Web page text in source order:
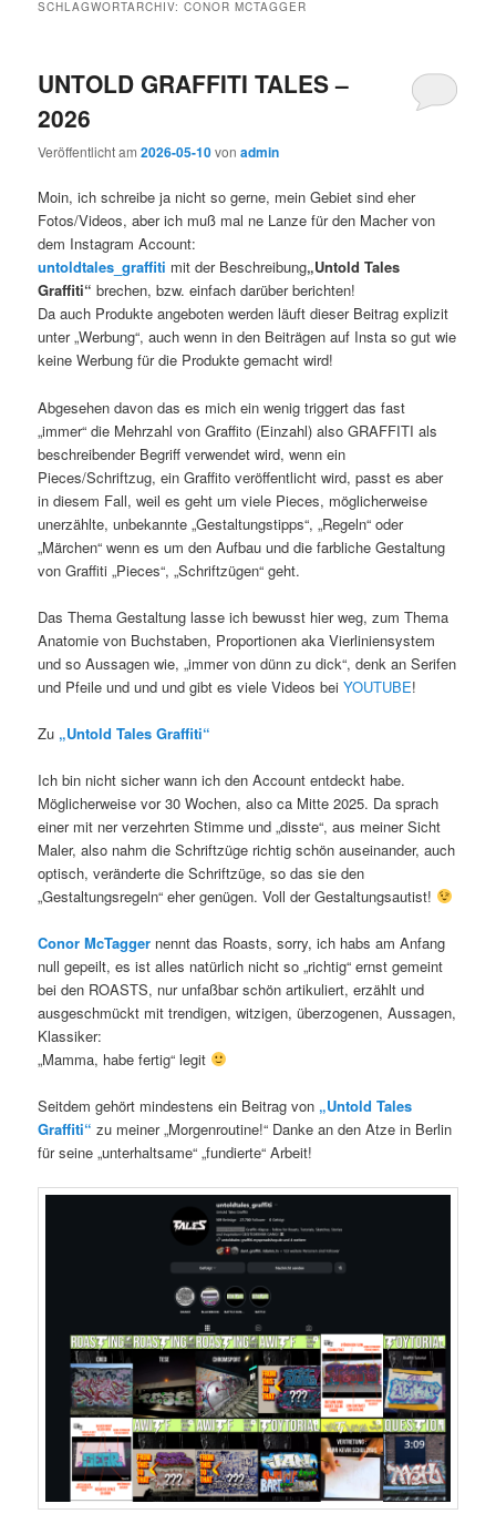
SCHLAGWORTARCHIV:CONOR MCTAGGER
UNTOLD GRAFFITI TALES –
2026
Veröffentlicht am2026-05-10vonadmin
Moin, ich schreibe ja nicht so gerne, mein Gebiet sind eher
Fotos/Videos, aber ich muß mal ne Lanze für den Macher von
dem Instagram Account:
untoldtales_graffiti mit der Beschreibung„Untold Tales
Graffiti“brechen, bzw. einfach darüber berichten!
Da auch Produkte angeboten werden läuft dieser Beitrag explizit
unter „Werbung“, auch wenn in den Beiträgen auf Insta so gut wie
keine Werbung für die Produkte gemacht wird!
Abgesehen davon das es mich ein wenig triggert das fast
„immer“ die Mehrzahl von Graffito (Einzahl) also GRAFFITI als
beschreibender Begriff verwendet wird, wenn ein
Pieces/Schriftzug, ein Graffito veröffentlicht wird, passt es aber
in diesem Fall, weil es geht um viele Pieces, möglicherweise
unerzählte, unbekannte „Gestaltungstipps“, „Regeln“ oder
„Märchen“ wenn es um den Aufbau und die farbliche Gestaltung
von Graffiti „Pieces“, „Schriftzügen“ geht.
Das Thema Gestaltung lasse ich bewusst hier weg, zum Thema
Anatomie von Buchstaben, Proportionen aka Vierliniensystem
und so Aussagen wie, „immer von dünn zu dick“, denk an Serifen
und Pfeile und und und gibt es viele Videos beiYOUTUBE!
Zu „Untold Tales Graffiti“
Ich bin nicht sicher wann ich den Account entdeckt habe.
Möglicherweise vor 30 Wochen, also ca Mitte 2025. Da sprach
einer mit ner verzehrten Stimme und „disste“, aus meiner Sicht
Maler, also nahm die Schriftzüge richtig schön auseinander, auch
optisch, veränderte die Schriftzüge, so das sie den
„Gestaltungsregeln“ eher genügen. Voll der Gestaltungsautist!
Conor McTagger nennt das Roasts, sorry, ich habs am Anfang
null gepeilt, es ist alles natürlich nicht so „richtig“ ernst gemeint
bei den ROASTS, nur unfaßbar schön artikuliert, erzählt und
ausgeschmückt mit trendigen, witzigen, überzogenen, Aussagen,
Klassiker:
„Mamma, habe fertig“ legit
Seitdem gehört mindestens ein Beitrag von „Untold Tales
Graffiti“ zu meiner „Morgenroutine!“ Danke an den Atze in Berlin
für seine „unterhaltsame“ „fundierte“ Arbeit!